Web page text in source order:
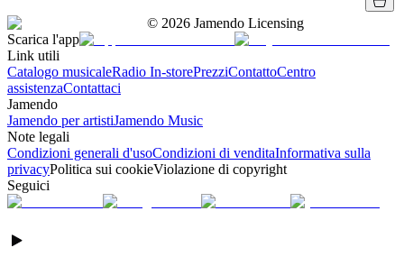
© 2026 Jamendo Licensing
Scarica l'app
Link utili
Catalogo musicaleRadio In-storePrezziContattoCentro
assistenzaContattaci
Jamendo
Jamendo per artistiJamendo Music
Note legali
Condizioni generali d'usoCondizioni di venditaInformativa sulla
privacyPolitica sui cookieViolazione di copyright
Seguici